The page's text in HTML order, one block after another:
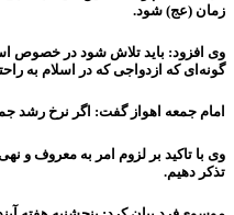
زمان (عج) شود.
وی افزود: باید تلاش شود در خصوص
گونه‌ای که ازدواجی که در اسلام
امام جمعه اهواز گفت: اگر نرخ رشد
وی با تاکید بر لزوم امر به معروف
تذکر دهیم.